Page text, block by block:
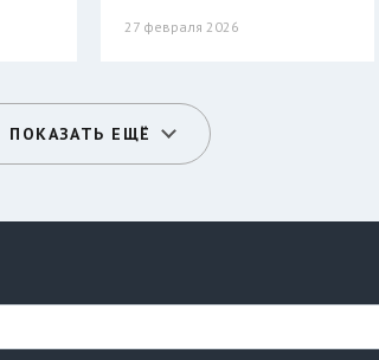
27 февраля 2026
ПОКАЗАТЬ ЕЩЁ